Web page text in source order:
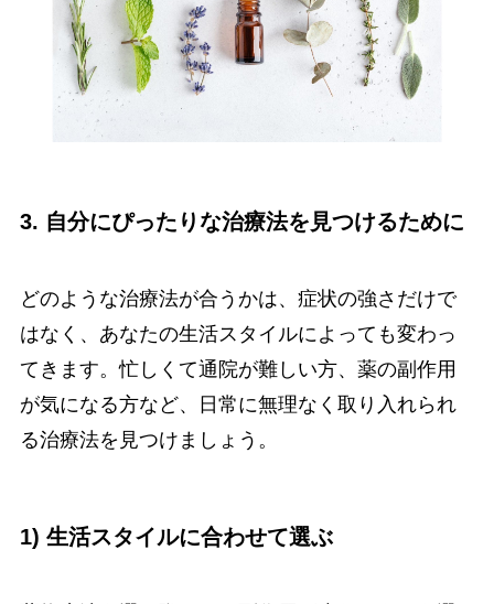
3. 自分にぴったりな治療法を見つけるために
どのような治療法が合うかは、症状の強さだけで
はなく、あなたの生活スタイルによっても変わっ
てきます。忙しくて通院が難しい方、薬の副作用
が気になる方など、日常に無理なく取り入れられ
る治療法を見つけましょう。
1) 生活スタイルに合わせて選ぶ